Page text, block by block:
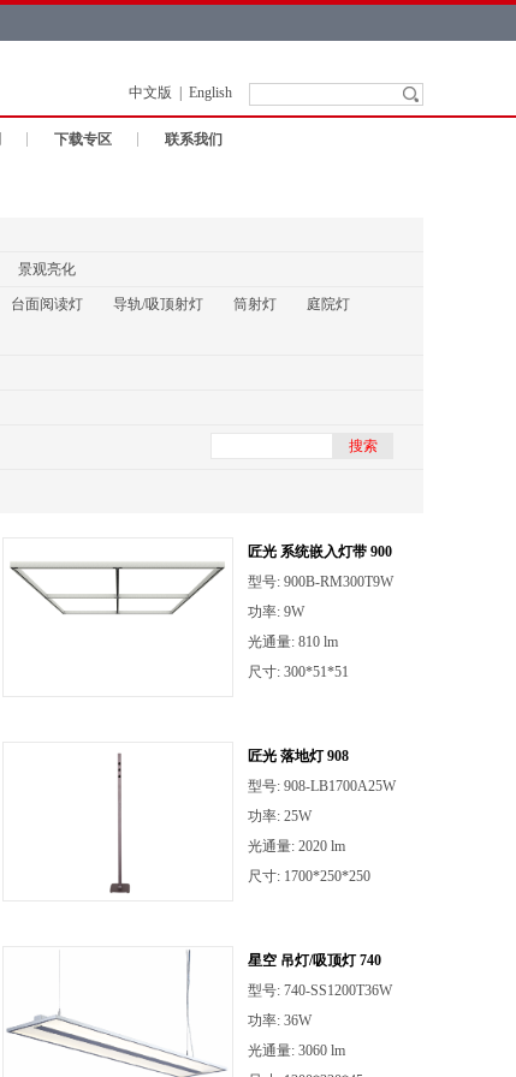
下载专区 联系我们
中文版 English
景观亮化
台面阅读灯 导轨/吸顶射灯 筒射灯
庭院灯
匠光 系统嵌入灯带 900
型号: 900B-RM300T9W
功率: 9W
光通量: 810 lm
尺寸: 300*51*51
匠光 落地灯 908
型号: 908-LB1700A25W
功率: 25W
光通量: 2020 lm
尺寸: 1700*250*250
星空 吊灯/吸顶灯 740
型号: 740-SS1200T36W
功率: 36W
光通量: 3060 lm